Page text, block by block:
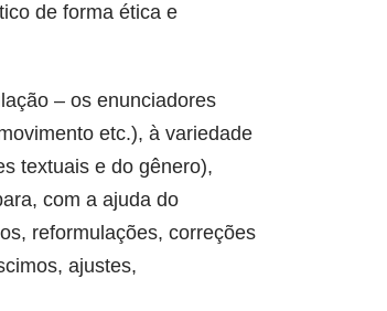
de forma ética e
– os enunciadores
etc.), à variedade
textuais e do gênero),
com a ajuda do
reformulações, correções
ajustes,